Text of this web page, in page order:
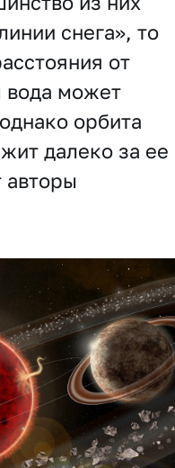
снега», то
от
вода может
орбита
далеко за ее